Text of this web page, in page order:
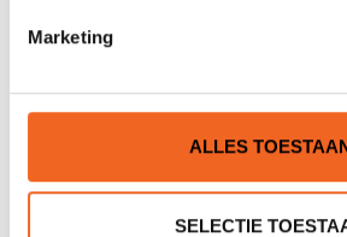
Marketing
ALLES
SELECTIE
WIOSLA GREENLAND
€195,00